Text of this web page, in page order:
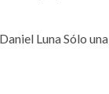
Luna Sólo